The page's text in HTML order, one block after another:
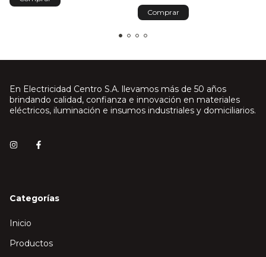
En Electricidad Centro S.A. llevamos más de 50 años
brindando calidad, confianza e innovación en materiales
eléctricos, iluminación e insumos industriales y domiciliarios.
Categorías
Inicio
Productos